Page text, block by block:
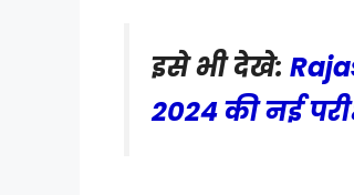
इसे भी देखे:
2024 की नई